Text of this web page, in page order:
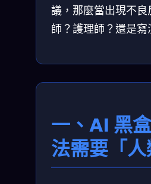
議，那麼當出現不
師？護理師？還是寫
一、AI 黑
法需要「